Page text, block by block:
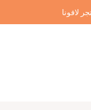
لافونا